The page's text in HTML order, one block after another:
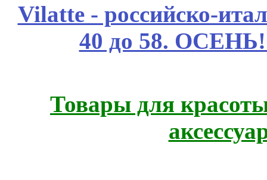
Vilatte - российско-
40 до 58.
Товары для